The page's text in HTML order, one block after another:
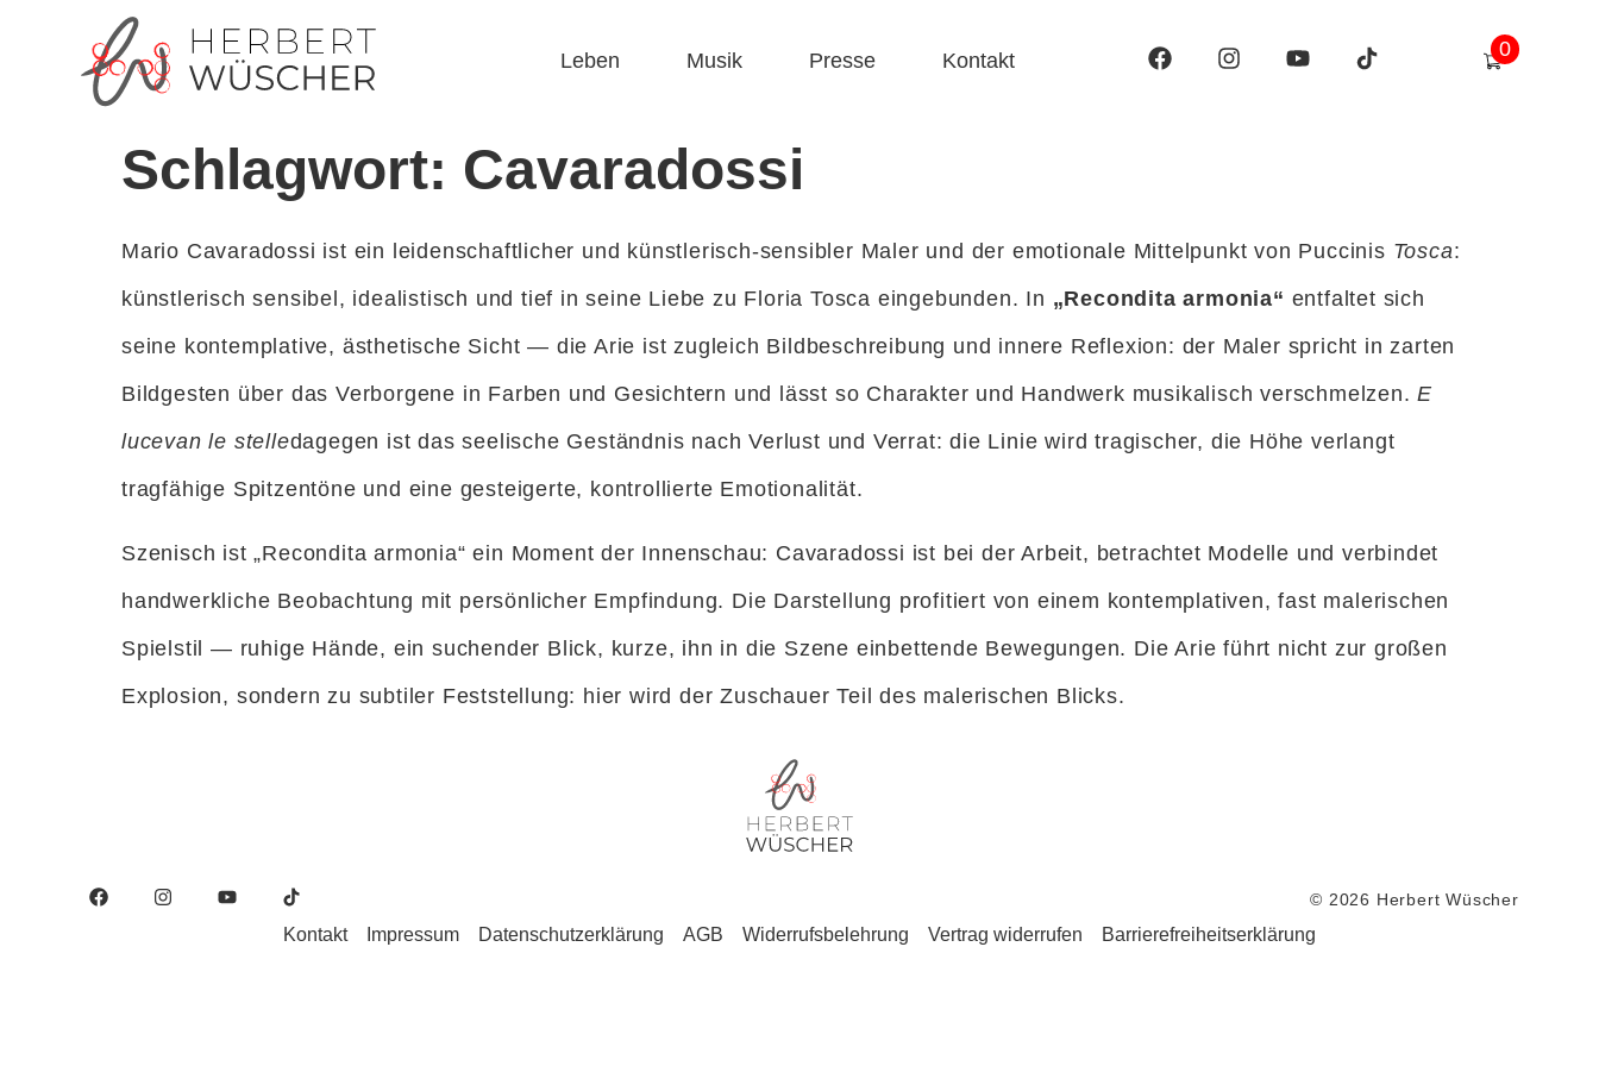
Leben Musik Presse Kontakt
0
Schlagwort: Cavaradossi
Mario Cavaradossi ist ein leidenschaftlicher und künstlerisch-sensibler Maler und der emotionale Mittelpunkt von Puccinis Tosca:
künstlerisch sensibel, idealistisch und tief in seine Liebe zu Floria Tosca eingebunden. In „Recondita armonia“ entfaltet sich
seine kontemplative, ästhetische Sicht — die Arie ist zugleich Bildbeschreibung und innere Reflexion: der Maler spricht in zarten
Bildgesten über das Verborgene in Farben und Gesichtern und lässt so Charakter und Handwerk musikalisch verschmelzen.E
lucevan le stelledagegen ist das seelische Geständnis nach Verlust und Verrat: die Linie wird tragischer, die Höhe verlangt
tragfähige Spitzentöne und eine gesteigerte, kontrollierte Emotionalität.
Szenisch ist „Recondita armonia“ ein Moment der Innenschau: Cavaradossi ist bei der Arbeit, betrachtet Modelle und verbindet
handwerkliche Beobachtung mit persönlicher Empfindung. Die Darstellung profitiert von einem kontemplativen, fast malerischen
Spielstil — ruhige Hände, ein suchender Blick, kurze, ihn in die Szene einbettende Bewegungen. Die Arie führt nicht zur großen
Explosion, sondern zu subtiler Feststellung: hier wird der Zuschauer Teil des malerischen Blicks.
© 2026 Herbert Wüscher
Kontakt Impressum Datenschutzerklärung AGB Widerrufsbelehrung Vertrag widerrufen Barrierefreiheitserklärung